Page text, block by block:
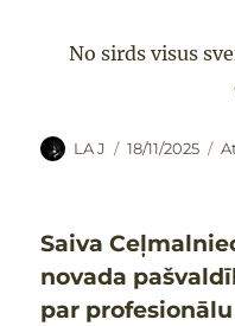
No sirds visus
Autors
LA J Publicēts
18/11/2025
Saiva
novada
par